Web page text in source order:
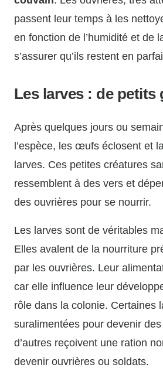
passent leur temps à les
en fonction de l’humidité et de
s’assurer qu’ils restent en
Les larves : de petits
Après quelques jours ou
l’espèce, les œufs éclosent et
larves. Ces petites créatures
ressemblent à des vers et
des ouvrières pour se nourrir.
Les larves sont de véritables
Elles avalent de la nourriture
par les ouvrières. Leur
car elle influence leur
rôle dans la colonie. Certaines
suralimentées pour devenir
d’autres reçoivent une ration
devenir ouvrières ou soldats.